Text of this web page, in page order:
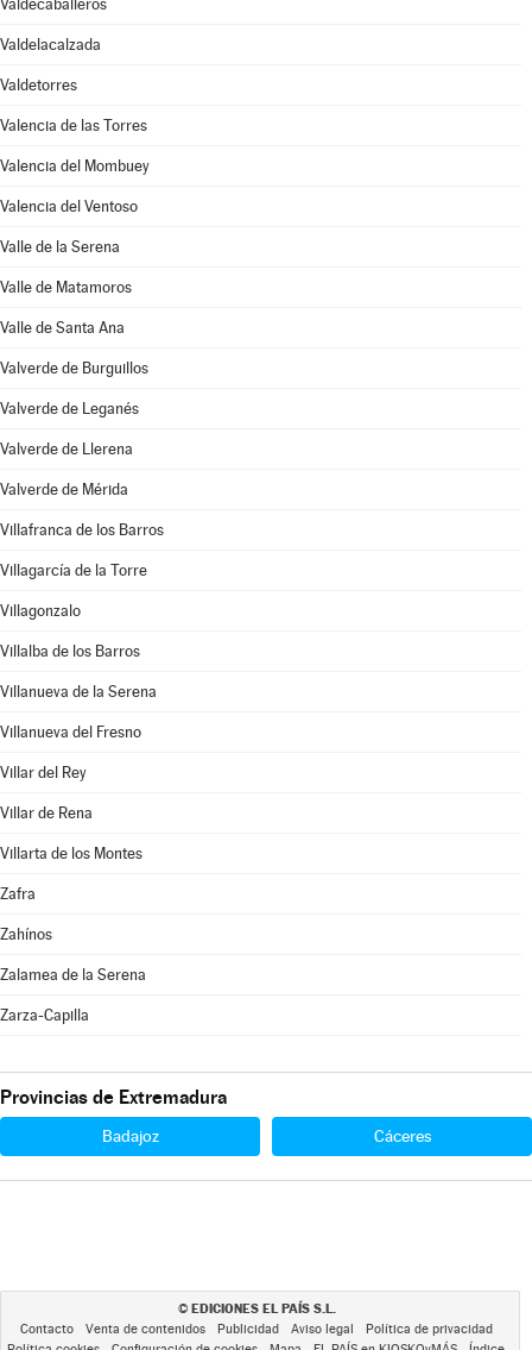
Valdecaballeros
Valdelacalzada
Valdetorres
Valencia de las Torres
Valencia del Mombuey
Valencia del Ventoso
Valle de la Serena
Valle de Matamoros
Valle de Santa Ana
Valverde de Burguillos
Valverde de Leganés
Valverde de Llerena
Valverde de Mérida
Villafranca de los Barros
Villagarcía de la Torre
Villagonzalo
Villalba de los Barros
Villanueva de la Serena
Villanueva del Fresno
Villar del Rey
Villar de Rena
Villarta de los Montes
Zafra
Zahínos
Zalamea de la Serena
Zarza-Capilla
Provincias de Extremadura
Badajoz Cáceres
© EDICIONES EL PAÍS S.L.
Contacto Venta de contenidos Publicidad Aviso legal
Política de privacidad